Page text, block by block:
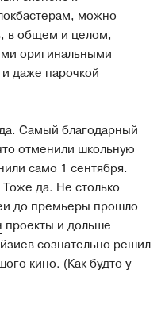
можно
в общем и целом,
оригинальными
даже парочкой
Самый благодарный
отменили школьную
само 1 сентября.
да. Не столько
до премьеры прошло
проекты и дольше
сознательно решил
кино. (Как будто у